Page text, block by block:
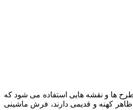
ها و نقشه هایی استفاده می شود که
کهنه و قدیمی دارند، فرش ماشینی